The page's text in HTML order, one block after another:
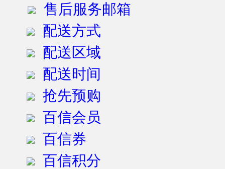
售后服务邮箱
配送方式
配送区域
配送时间
抢先预购
百信会员
百信券
百信积分